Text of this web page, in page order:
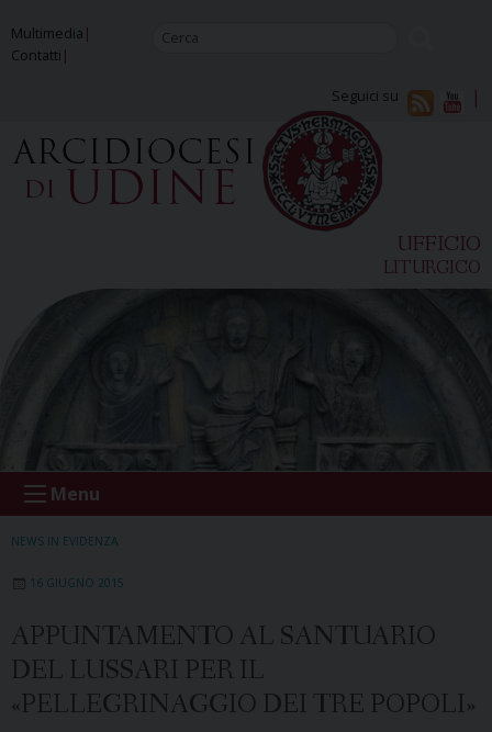
to
content
Multimedia
Contatti
Seguici su
UFFICIO
LITURGICO
Menu
NEWS IN EVIDENZA
16 GIUGNO 2015
APPUNTAMENTO AL SANTUARIO
DEL LUSSARI PER IL
«PELLEGRINAGGIO DEI TRE POPOLI»